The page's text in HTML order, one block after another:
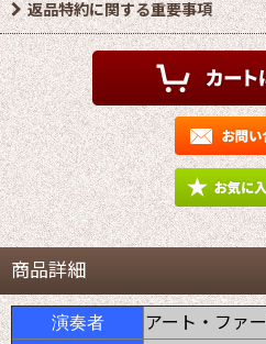
返品特約に関する重要事項
商品詳細
演奏者 アート・ファ